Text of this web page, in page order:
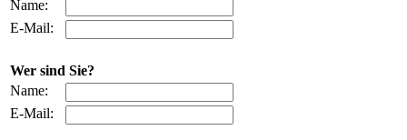
Name:
E-Mail:
Wer sind Sie?
Name:
E-Mail: